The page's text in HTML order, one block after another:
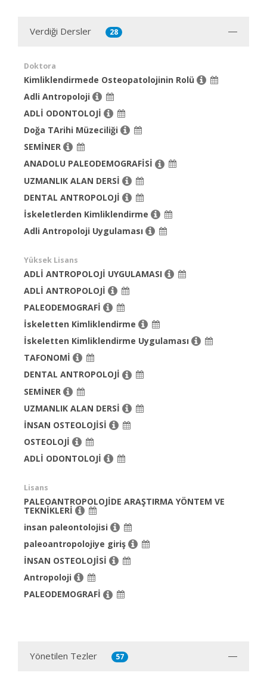
Verdiği Dersler 28
Doktora
Kimliklendirmede Osteopatolojinin Rolü
Adli Antropoloji
ADLİ ODONTOLOJİ
Doğa TArihi Müzeciliği
SEMİNER
ANADOLU PALEODEMOGRAFİSİ
UZMANLIK ALAN DERSİ
DENTAL ANTROPOLOJİ
İskeletlerden Kimliklendirme
Adli Antropoloji Uygulaması
Yüksek Lisans
ADLİ ANTROPOLOJİ UYGULAMASI
ADLİ ANTROPOLOJİ
PALEODEMOGRAFİ
İskeletten Kimliklendirme
İskeletten Kimliklendirme Uygulaması
TAFONOMİ
DENTAL ANTROPOLOJİ
SEMİNER
UZMANLIK ALAN DERSİ
İNSAN OSTEOLOJİSİ
OSTEOLOJİ
ADLİ ODONTOLOJİ
Lisans
PALEOANTROPOLOJİDE ARAŞTIRMA YÖNTEM VE
TEKNİKLERİ
insan paleontolojisi
paleoantropolojiye giriş
İNSAN OSTEOLOJİSİ
Antropoloji
PALEODEMOGRAFİ
Yönetilen Tezler 57